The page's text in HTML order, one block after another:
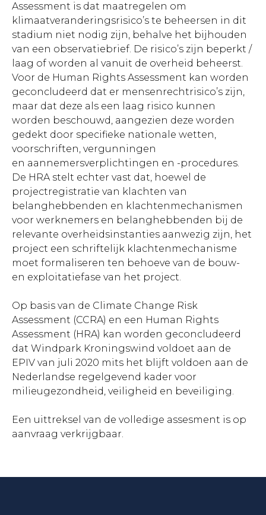
Assessment is dat maatregelen om
klimaatveranderingsrisico’s te beheersen in dit
stadium niet nodig zijn, behalve het bijhouden
van een observatiebrief. De risico’s zijn beperkt /
laag of worden al vanuit de overheid beheerst.
Voor de Human Rights Assessment kan worden
geconcludeerd dat er mensenrechtrisico’s zijn,
maar dat deze als een laag risico kunnen
worden beschouwd, aangezien deze worden
gedekt door specifieke nationale wetten,
voorschriften, vergunningen
en aannemersverplichtingen en -procedures.
De HRA stelt echter vast dat, hoewel de
projectregistratie van klachten van
belanghebbenden en klachtenmechanismen
voor werknemers en belanghebbenden bij de
relevante overheidsinstanties aanwezig zijn, het
project een schriftelijk klachtenmechanisme
moet formaliseren ten behoeve van de bouw-
en exploitatiefase van het project.
Op basis van de Climate Change Risk
Assessment (CCRA) en een Human Rights
Assessment (HRA) kan worden geconcludeerd
dat Windpark Kroningswind voldoet aan de
EPIV van juli 2020 mits het blijft voldoen aan de
Nederlandse regelgevend kader voor
milieugezondheid, veiligheid en beveiliging.
Een uittreksel van de volledige assesment is op
aanvraag verkrijgbaar.